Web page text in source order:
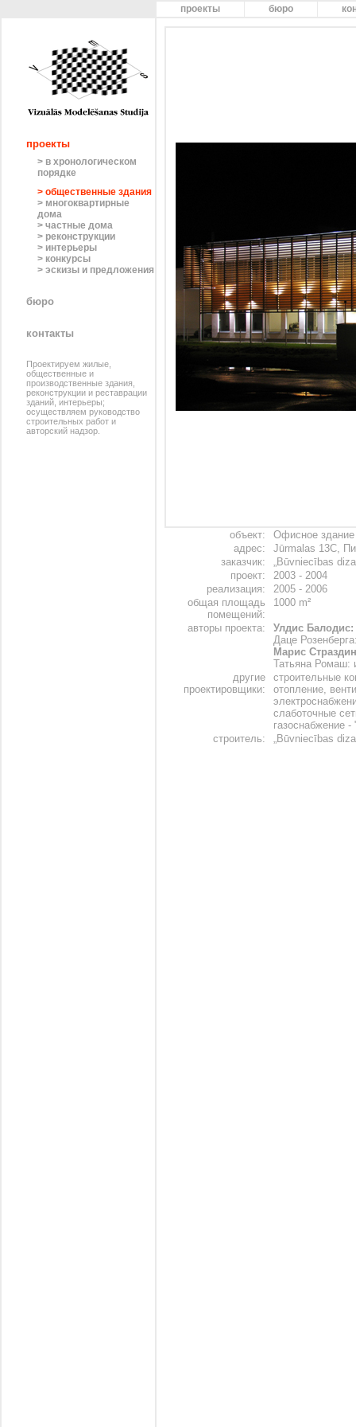
проекты бюро
проекты
> в хронологическом
порядке
> общественные здания
> многоквартирные
дома
> частные дома
> реконструкции
> интерьеры
> конкурсы
> эскизы и предложения
бюро
контакты
Проектируем жилые,
общественные и
производственные здания,
реконструкции и реставрации
зданий, интерьеры;
осуществляем руководство
строительных работ и
авторский надзор.
объект:
Офисное
адрес:
Jūrmalas 13C,
заказчик:
„Būvniecības
проект:
2003 - 2004
реализация:
2005 - 2006
общая площадь
помещений:
1000 m²
авторы проекта:
Улдис Балодис:
Даце
Марис
Татьяна Ромаш:
другие
проектировщики:
строительные
отопление,
слаботочные
газоснабжение
строитель:
„Būvniecības